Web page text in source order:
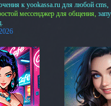
к yookassa.ru для любой cms,
мессенджер для общения,